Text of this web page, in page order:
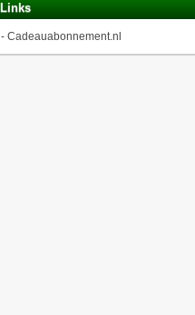
Links
- Cadeauabonnement.nl